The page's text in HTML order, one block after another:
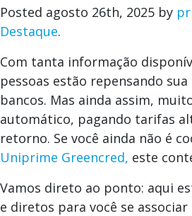
Posted agosto 26th, 2025 by
Destaque.
Com tanta informação
pessoas estão repensando
bancos. Mas ainda assim,
automático, pagando tarifas
retorno. Se você ainda não é
Uniprime Greencred, este
Vamos direto ao ponto: aqui
e diretos para você se